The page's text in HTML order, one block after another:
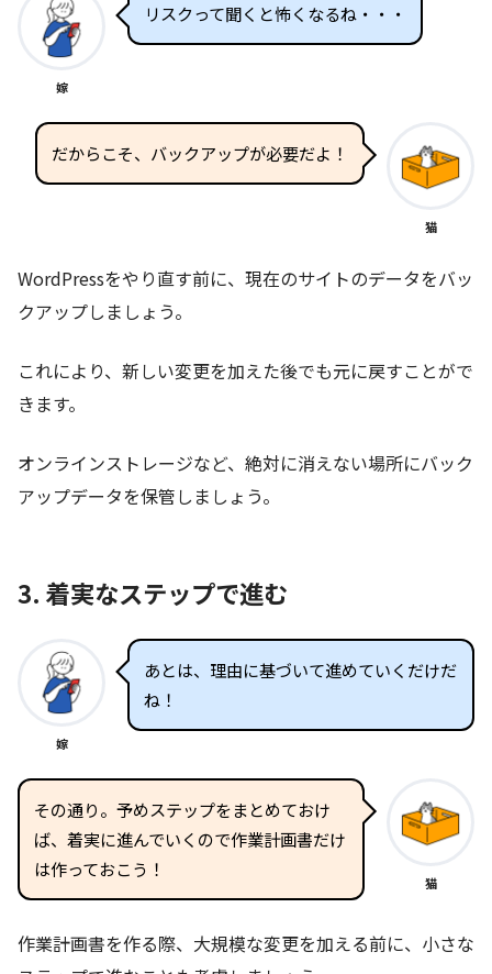
嫁
リスクって聞くと怖くなるね・・・
だからこそ、バックアップが必要だよ！
猫
WordPressをやり直す前に、現在のサイトのデータをバッ
クアップしましょう。
これにより、新しい変更を加えた後でも元に戻すことがで
きます。
オンラインストレージなど、絶対に消えない場所にバック
アップデータを保管しましょう。
3. 着実なステップで進む
嫁
あとは、理由に基づいて進めていくだけだ
ね！
その通り。予めステップをまとめておけ
ば、着実に進んでいくので作業計画書だけ
は作っておこう！
猫
作業計画書を作る際、大規模な変更を加える前に、小さな